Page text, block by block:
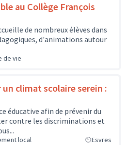
au Collège François
de nombreux élèves dans
d'animations autour
de vie
climat scolaire serein :
éducative afin de prévenir du
contre les discriminations et
local Esvres